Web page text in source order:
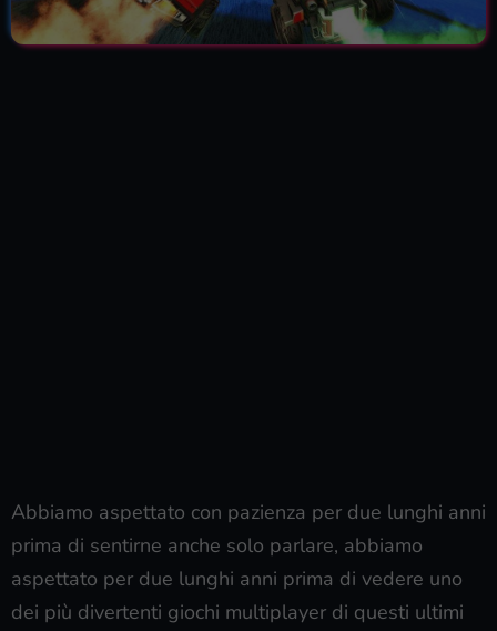
Abbiamo aspettato con pazienza per due lunghi anni
prima di sentirne anche solo parlare, abbiamo
aspettato per due lunghi anni prima di vedere uno
dei più divertenti giochi multiplayer di questi ultimi